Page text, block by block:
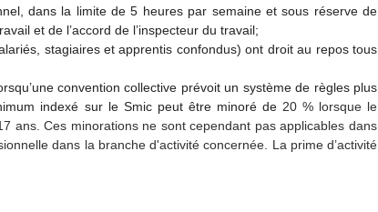
dans la limite de 5 heures par semaine et sous réserve de
et de l’accord de l’inspecteur du travail;
stagiaires et apprentis confondus) ont droit au repos tous
convention collective prévoit un système de règles plus
indexé sur le Smic peut être minoré de 20 % lorsque le
ans. Ces minorations ne sont cependant pas applicables dans
dans la branche d'activité concernée. La prime d’activité